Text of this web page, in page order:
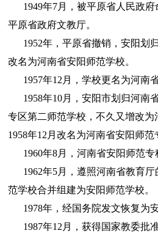
1949年7月，被平原省人民政
平原省政府文教厅。
1952年，平原省撤销，安阳划
改名为河南省安阳师范学校。
1957年12月，学校更名为河南
1958年10月，安阳市划归河南
专区第二师范学校，不久又增改
1958年12月改名为河南省安阳师范
1960年8月，河南省安阳师范
1962年5月，遵照河南省教育
范学校合并组建为安阳师范学校。
1978年，经国务院发文恢复为
1987年12月，获得国家教委批